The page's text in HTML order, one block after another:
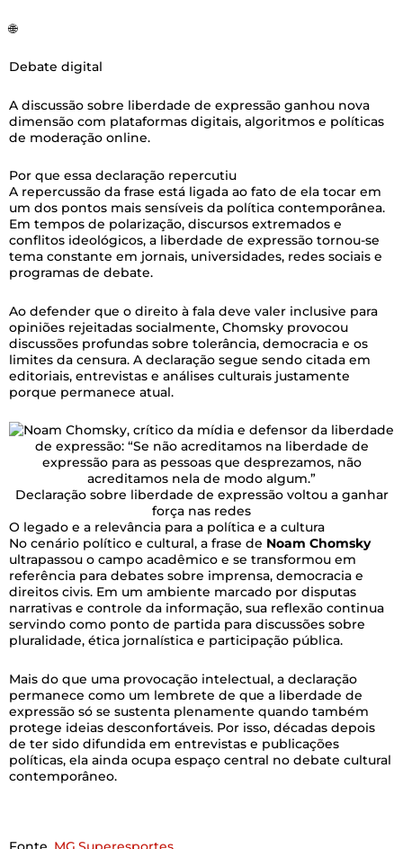
🌐
Debate digital
A discussão sobre liberdade de expressão ganhou nova
dimensão com plataformas digitais, algoritmos e políticas
de moderação online.
Por que essa declaração repercutiu
A repercussão da frase está ligada ao fato de ela tocar em
um dos pontos mais sensíveis da política contemporânea.
Em tempos de polarização, discursos extremados e
conflitos ideológicos, a liberdade de expressão tornou-se
tema constante em jornais, universidades, redes sociais e
programas de debate.
Ao defender que o direito à fala deve valer inclusive para
opiniões rejeitadas socialmente, Chomsky provocou
discussões profundas sobre tolerância, democracia e os
limites da censura. A declaração segue sendo citada em
editoriais, entrevistas e análises culturais justamente
porque permanece atual.
Declaração sobre liberdade de expressão voltou a ganhar
força nas redes
O legado e a relevância para a política e a cultura
No cenário político e cultural, a frase de Noam Chomsky
ultrapassou o campo acadêmico e se transformou em
referência para debates sobre imprensa, democracia e
direitos civis. Em um ambiente marcado por disputas
narrativas e controle da informação, sua reflexão continua
servindo como ponto de partida para discussões sobre
pluralidade, ética jornalística e participação pública.
Mais do que uma provocação intelectual, a declaração
permanece como um lembrete de que a liberdade de
expressão só se sustenta plenamente quando também
protege ideias desconfortáveis. Por isso, décadas depois
de ter sido difundida em entrevistas e publicações
políticas, ela ainda ocupa espaço central no debate cultural
contemporâneo.